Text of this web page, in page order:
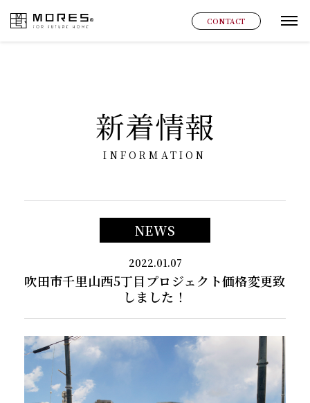
MORES CONTACT グ
新着情報
INFORMATION
NEWS
2022.01.07
吹田市千里山西5丁目プロジェクト価格変更致
しました！